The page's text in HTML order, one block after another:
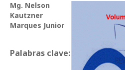
Mg. Nelson
Kautzner
Marques Junior
Palabras clave: